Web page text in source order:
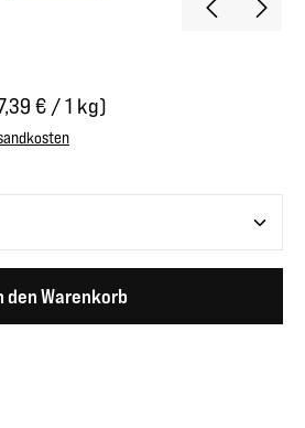
€ / 1 kg)
den Warenkorb